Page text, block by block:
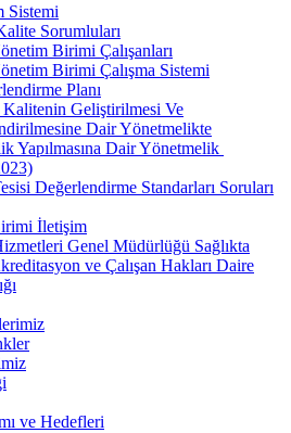
Sistemi
Sorumluları
Birimi Çalışanları
Birimi Çalışma Sistemi
Planı
Kalitenin Geliştirilmesi Ve
Dair Yönetmelikte
Yapılmasına Dair Yönetmelik
Değerlendirme Standarları Soruları
İletişim
Genel Müdürlüğü Sağlıkta
ve Çalışan Hakları Daire
ve Hedefleri